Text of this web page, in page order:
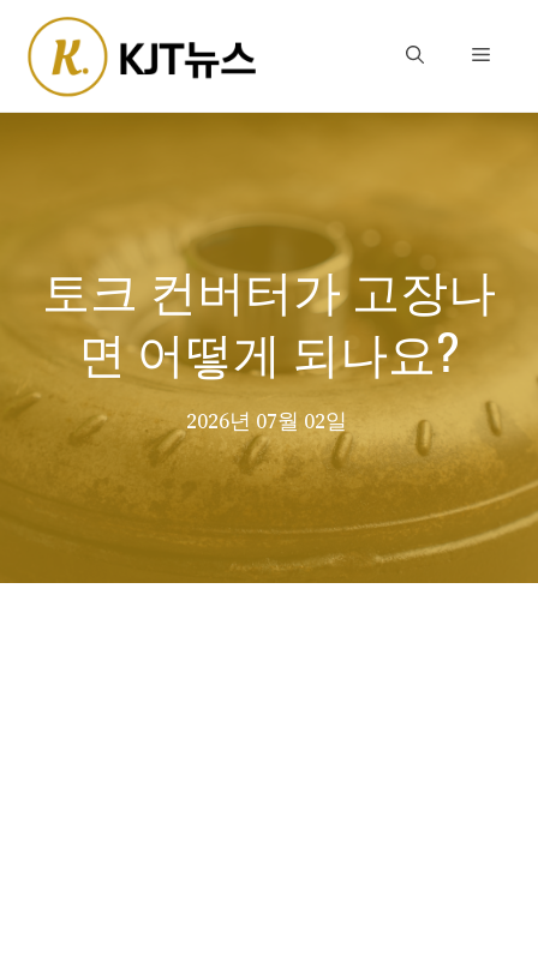
content
Menu
토크 컨버터가 고장나
면 어떻게 되나요?
2026년 07월 02일